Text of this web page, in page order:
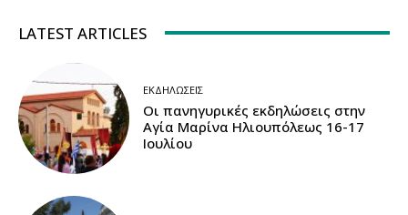
LATEST ARTICLES
ΕΚΔΗΛΏΣΕΙΣ
Οι πανηγυρικές εκδηλώσεις στην
Αγία Μαρίνα Ηλιουπόλεως 16-17
Ιουλίου